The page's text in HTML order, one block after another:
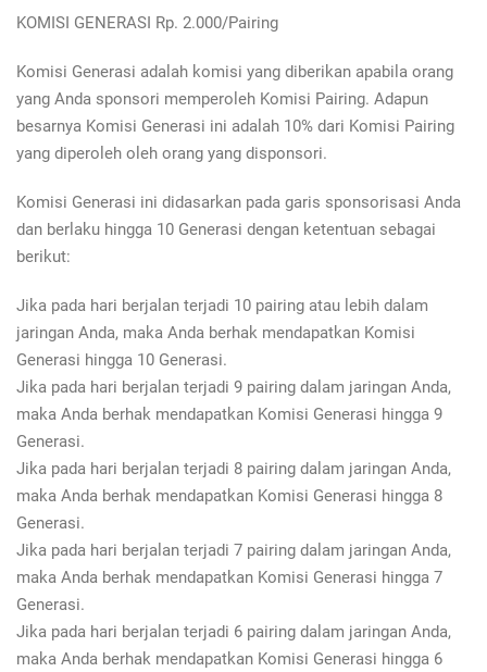
KOMISI GENERASI Rp. 2.000/Pairing
Komisi Generasi adalah komisi yang diberikan apabila orang
yang Anda sponsori memperoleh Komisi Pairing. Adapun
besarnya Komisi Generasi ini adalah 10% dari Komisi Pairing
yang diperoleh oleh orang yang disponsori.
Komisi Generasi ini didasarkan pada garis sponsorisasi Anda
dan berlaku hingga 10 Generasi dengan ketentuan sebagai
berikut:
Jika pada hari berjalan terjadi 10 pairing atau lebih dalam
jaringan Anda, maka Anda berhak mendapatkan Komisi
Generasi hingga 10 Generasi.
Jika pada hari berjalan terjadi 9 pairing dalam jaringan Anda,
maka Anda berhak mendapatkan Komisi Generasi hingga 9
Generasi.
Jika pada hari berjalan terjadi 8 pairing dalam jaringan Anda,
maka Anda berhak mendapatkan Komisi Generasi hingga 8
Generasi.
Jika pada hari berjalan terjadi 7 pairing dalam jaringan Anda,
maka Anda berhak mendapatkan Komisi Generasi hingga 7
Generasi.
Jika pada hari berjalan terjadi 6 pairing dalam jaringan Anda,
maka Anda berhak mendapatkan Komisi Generasi hingga 6